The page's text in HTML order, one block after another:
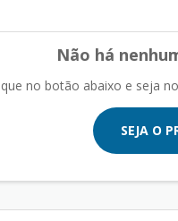
Não há
no botão abaixo e seja
SEJA O